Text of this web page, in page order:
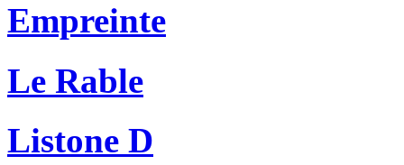
Empreinte
Le Rable
Listone D